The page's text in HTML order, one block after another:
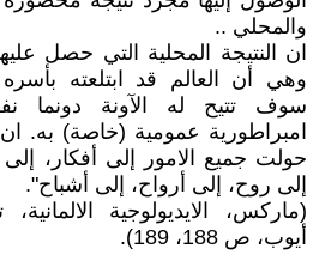
والمحلي ..
ان النتيجة المحلية التي حصل
وهي أن العالم قد ابتلعته
سوف تتيح له الآونة دونما
امبراطورية عمومية (خاصة) به. ان
حولت جميع الامور إلى أفكار،
إلى روح، إلى أرواح، إلى أشباح".
(ماركس، الايديولوجية
أيوب، ص 188، 189).